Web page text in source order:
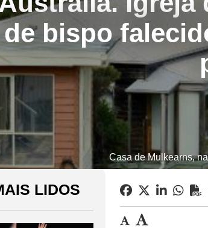
de bispo
Casa de Mulkearns,
LIDOS